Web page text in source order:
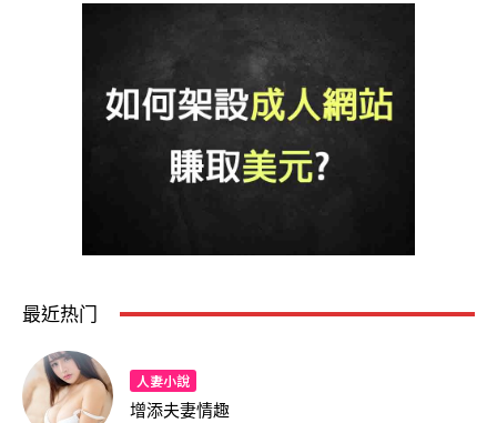
最近热门
人妻小說
增添夫妻情趣